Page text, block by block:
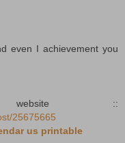
even I achievement you
::
25675665
us printable